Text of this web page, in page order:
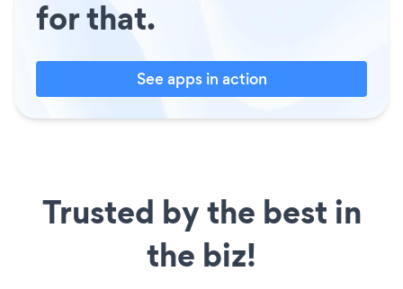
for that.
See apps in action
Trusted by the best in
the biz!